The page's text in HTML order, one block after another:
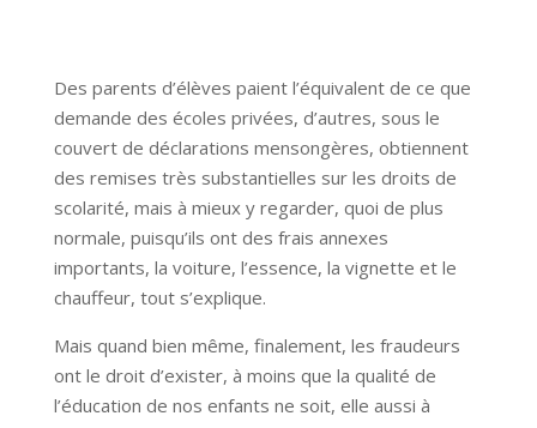
Des parents d’élèves paient l’équivalent de ce que
demande des écoles privées, d’autres, sous le
couvert de déclarations mensongères, obtiennent
des remises très substantielles sur les droits de
scolarité, mais à mieux y regarder, quoi de plus
normale, puisqu’ils ont des frais annexes
importants, la voiture, l’essence, la vignette et le
chauffeur, tout s’explique.
Mais quand bien même, finalement, les fraudeurs
ont le droit d’exister, à moins que la qualité de
l’éducation de nos enfants ne soit, elle aussi à